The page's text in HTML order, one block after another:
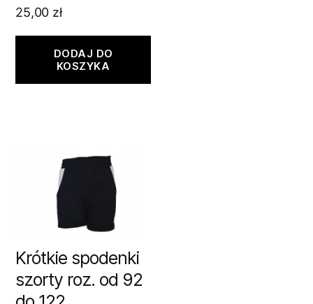
25,00 zł
DODAJ DO
KOSZYKA
Krótkie spodenki
szorty roz. od 92